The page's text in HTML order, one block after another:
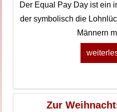
Der Equal Pay Day ist ein
der symbolisch die
Männern
Zur